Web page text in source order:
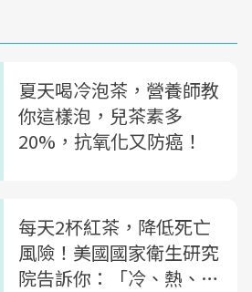
夏天喝冷泡茶，營養師教
你這樣泡，兒茶素多
20%，抗氧化又防癌！
每天2杯紅茶，降低死亡
風險！美國國家衛生研究
院告訴你：「冷、熱、加